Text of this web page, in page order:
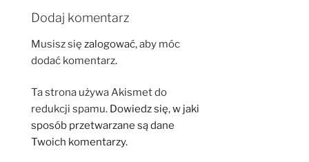
Dodaj komentarz
Musisz się zalogować, aby móc
dodać komentarz.
Ta strona używa Akismet do
redukcji spamu. Dowiedz się, w jaki
sposób przetwarzane są dane
Twoich komentarzy.